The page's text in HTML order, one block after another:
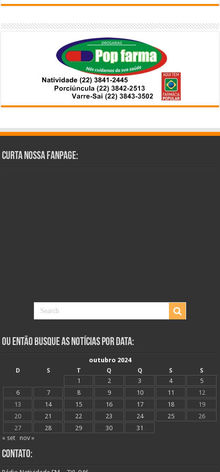
Curta Nossa Fanpage:
Ou Então Busque as Notícias Por Data:
outubro 2024
D
S T Q Q S
S
1
2 3 4
5
6
7 8 9 10 11
12
13
14 15 16 17 18
19
20
21 22 23 24 25
26
27
28 29 30
31
« set
nov »
Contato: